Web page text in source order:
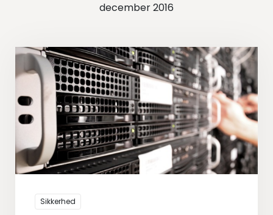
december 2016
Sikkerhed